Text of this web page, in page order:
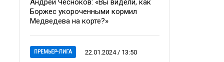
Андрей Чесноков: «Вы видели, как
Боржес укороченными кормил
Медведева на корте?»
ПРЕМЬЕР-ЛИГА 22.01.2024 / 13:50